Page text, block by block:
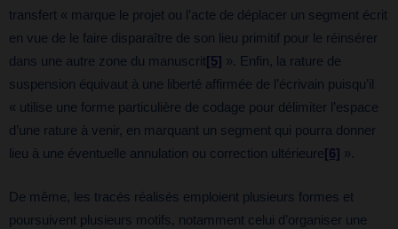
transfert « marque le projet ou l’acte de déplacer un segment écrit
en vue de le faire disparaître de son lieu primitif pour le réinsérer
dans une autre zone du manuscrit[5] ». Enfin, la rature de
suspension équivaut à une liberté affirmée de l’écrivain puisqu’il
« utilise une forme particulière de codage pour délimiter l’espace
d’une rature à venir, en marquant un segment qui pourra donner
lieu à une éventuelle annulation ou correction ultérieure [6] ».
De même, les tracés réalisés emploient plusieurs formes et
poursuivent plusieurs motifs, notamment celui d’organiser une